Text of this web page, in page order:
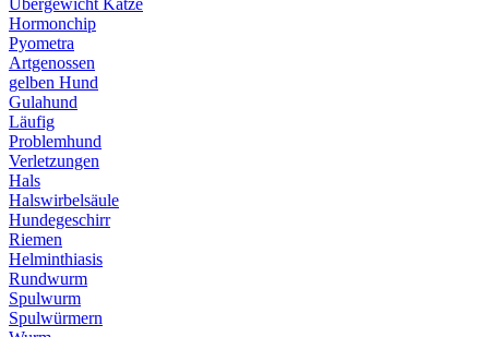
Übergewicht Katze
Hormonchip
Pyometra
Artgenossen
gelben Hund
Gulahund
Läufig
Problemhund
Verletzungen
Hals
Halswirbelsäule
Hundegeschirr
Riemen
Helminthiasis
Rundwurm
Spulwurm
Spulwürmern